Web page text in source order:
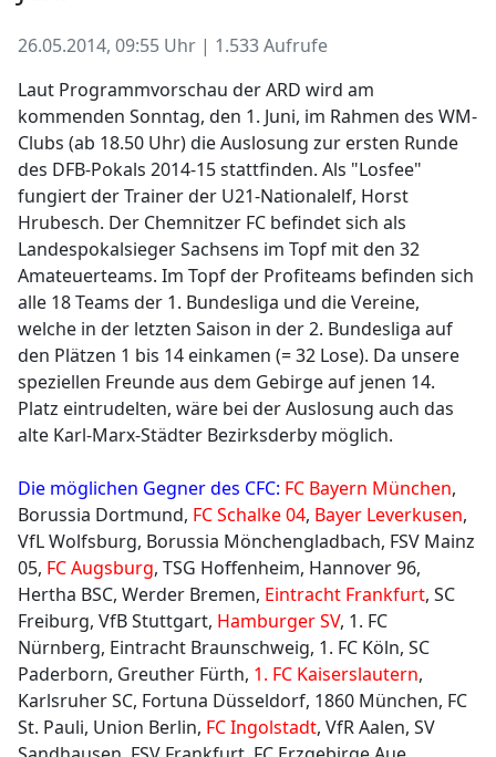
26.05.2014, 09:55 Uhr | 1.533 Aufrufe
Laut Programmvorschau der ARD wird am
kommenden Sonntag, den 1. Juni, im Rahmen des WM-
Clubs (ab 18.50 Uhr) die Auslosung zur ersten Runde
des DFB-Pokals 2014-15 stattfinden. Als "Losfee"
fungiert der Trainer der U21-Nationalelf, Horst
Hrubesch. Der Chemnitzer FC befindet sich als
Landespokalsieger Sachsens im Topf mit den 32
Amateuerteams. Im Topf der Profiteams befinden sich
alle 18 Teams der 1. Bundesliga und die Vereine,
welche in der letzten Saison in der 2. Bundesliga auf
den Plätzen 1 bis 14 einkamen (= 32 Lose). Da unsere
speziellen Freunde aus dem Gebirge auf jenen 14.
Platz eintrudelten, wäre bei der Auslosung auch das
alte Karl-Marx-Städter Bezirksderby möglich.
Die möglichen Gegner des CFC: FC Bayern München,
Borussia Dortmund, FC Schalke 04, Bayer Leverkusen,
VfL Wolfsburg, Borussia Mönchengladbach, FSV Mainz
05, FC Augsburg, TSG Hoffenheim, Hannover 96,
Hertha BSC, Werder Bremen, Eintracht Frankfurt, SC
Freiburg, VfB Stuttgart, Hamburger SV, 1. FC
Nürnberg, Eintracht Braunschweig, 1. FC Köln, SC
Paderborn, Greuther Fürth, 1. FC Kaiserslautern,
Karlsruher SC, Fortuna Düsseldorf, 1860 München, FC
St. Pauli, Union Berlin, FC Ingolstadt, VfR Aalen, SV